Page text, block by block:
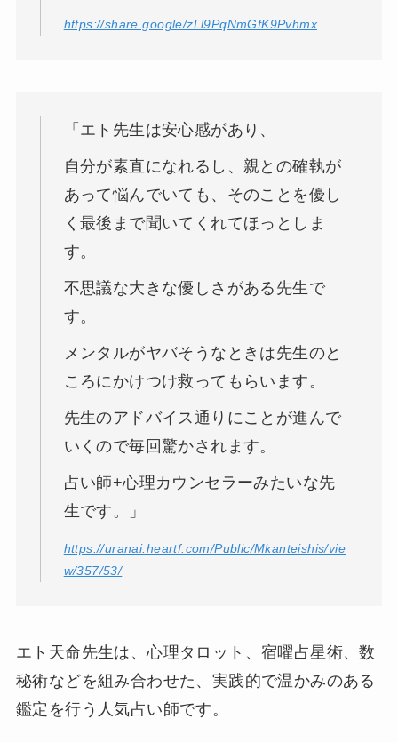
https://share.google/zLl9PqNmGfK9Pvhmx
「エト先生は安心感があり、
自分が素直になれるし、親との確執が
あって悩んでいても、そのことを優し
く最後まで聞いてくれてほっとしま
す。
不思議な大きな優しさがある先生で
す。
メンタルがヤバそうなときは先生のと
ころにかけつけ救ってもらいます。
先生のアドバイス通りにことが進んで
いくので毎回驚かされます。
占い師+心理カウンセラーみたいな先
生です。」
https://uranai.heartf.com/Public/Mkanteishis/vie
w/357/53/
エト天命先生は、心理タロット、宿曜占星術、数
秘術などを組み合わせた、実践的で温かみのある
鑑定を行う人気占い師です。